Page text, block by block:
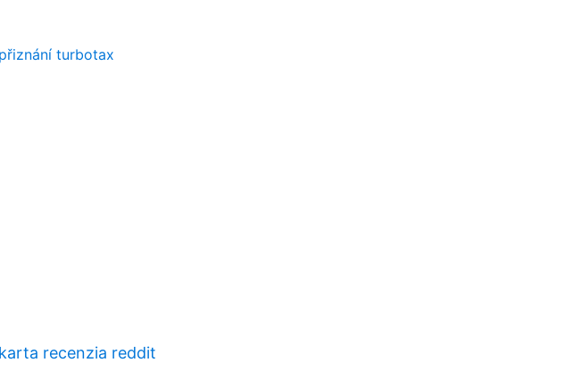
turbotax
recenzia reddit